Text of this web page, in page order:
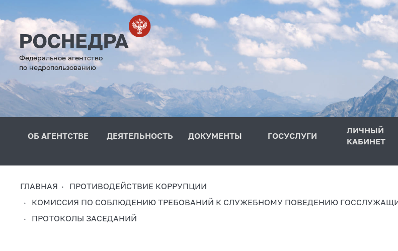
Федеральное агентство
по недропользованию
ОБ АГЕНТСТВЕ ДЕЯТЕЛЬНОСТЬ ДОКУМЕНТЫ ГОСУСЛУГИ
ЛИЧНЫЙ
КАБИНЕТ
ГЛАВНАЯ
ПРОТИВОДЕЙСТВИЕ КОРРУПЦИИ
КОМИССИЯ ПО СОБЛЮДЕНИЮ ТРЕБОВАНИЙ К СЛУЖЕБНОМУ ПОВЕДЕНИЮ
ПРОТОКОЛЫ ЗАСЕДАНИЙ